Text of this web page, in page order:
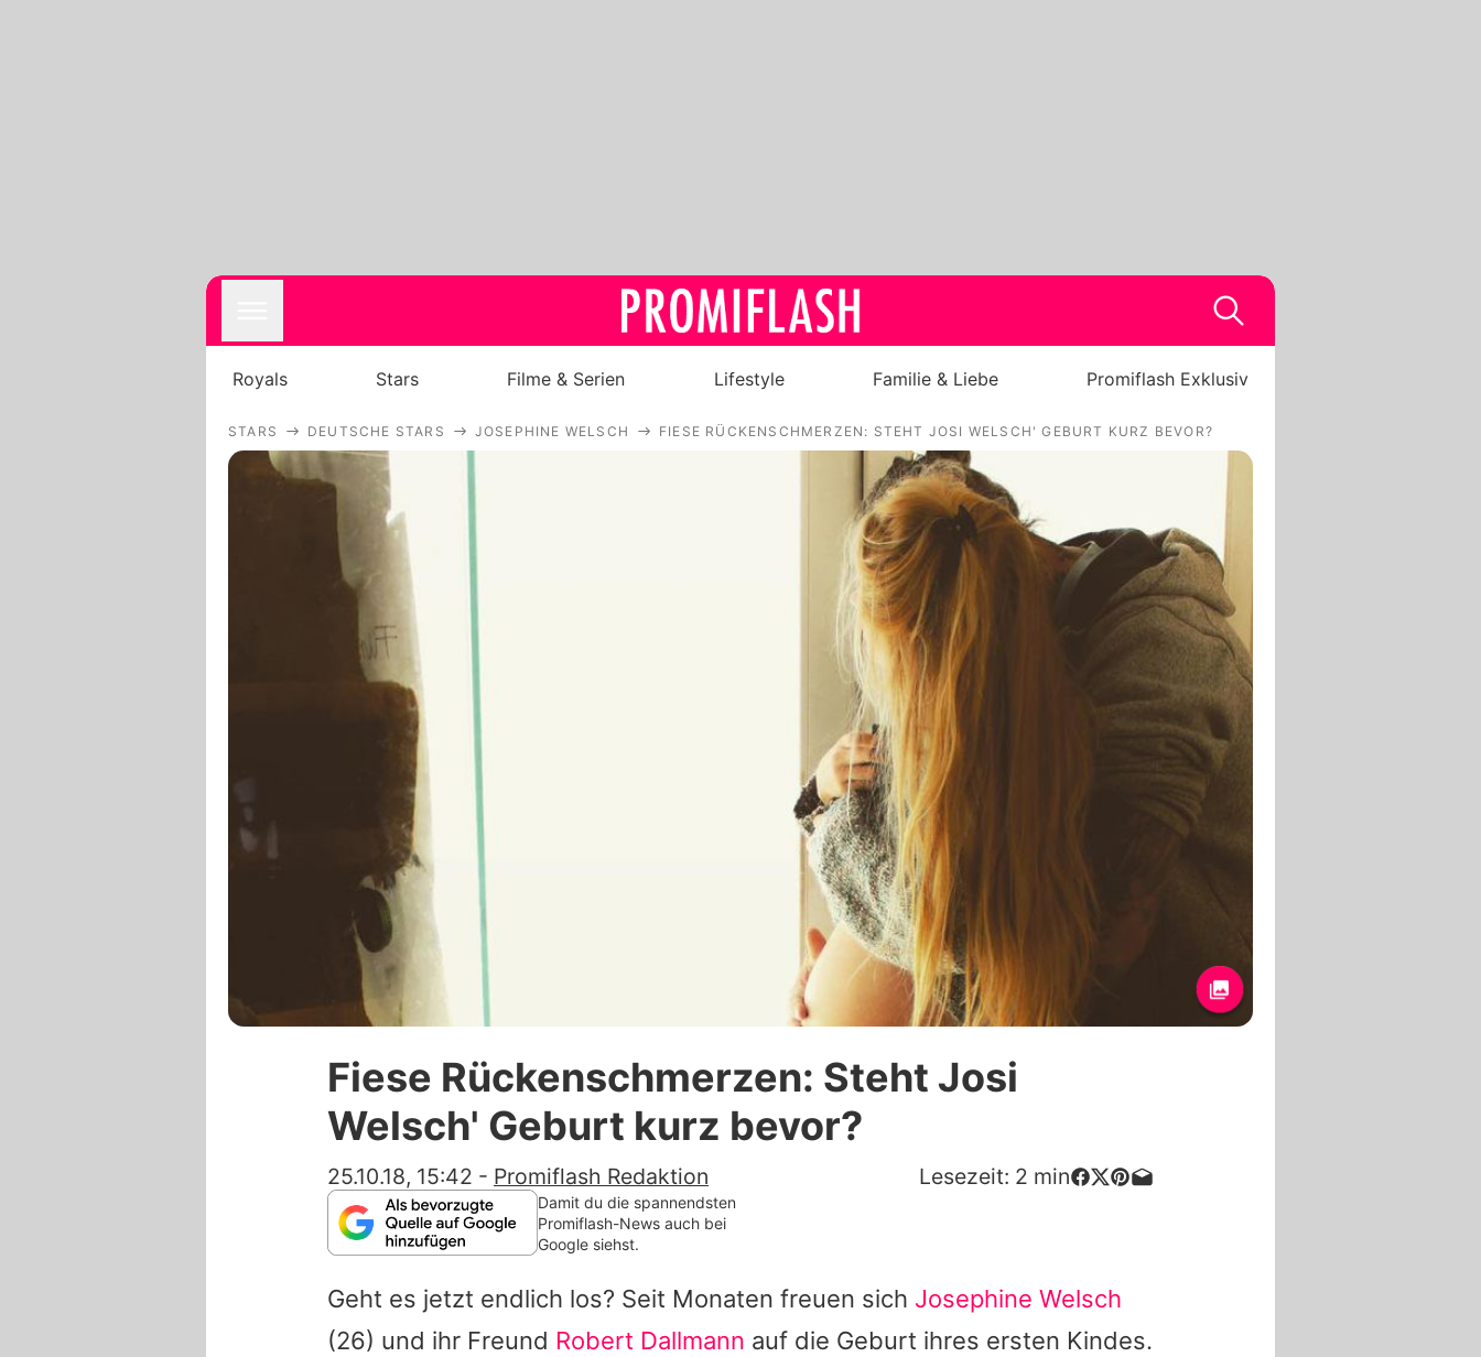
Royals
Alle Themen auf Promiflash
App runterladen
Redaktionelle Richtlinien
Datenschutzerklärung
Nutzungsbedingungen
Utiq verwalten
Royals Stars Filme & Serien Lifestyle Familie & Liebe Promiflash Exklusiv
STARS DEUTSCHE STARS JOSEPHINE WELSCH FIESE RÜCKENSCHMERZEN: STEHT JOSI WELSCH' GEBURT KURZ BEVOR?
Fiese Rückenschmerzen: Steht Josi
Welsch' Geburt kurz bevor?
25.10.18, 15:42 - Promiflash Redaktion Lesezeit: 2 min
Damit du die spannendsten
Promiflash-News auch bei
Google siehst.
Geht es jetzt endlich los? Seit Monaten freuen sich Josephine Welsch
(26) und ihr Freund Robert Dallmann auf die Geburt ihres ersten Kindes.